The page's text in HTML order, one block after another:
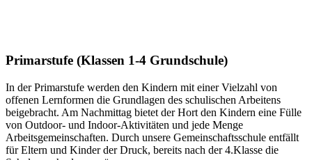
Primarstufe (Klassen 1-4 Grundschule)
In der Primarstufe werden den Kindern mit einer Vielzahl von
offenen Lernformen die Grundlagen des schulischen Arbeitens
beigebracht. Am Nachmittag bietet der Hort den Kindern eine Fülle
von Outdoor- und Indoor-Aktivitäten und jede Menge
Arbeitsgemeinschaften. Durch unsere Gemeinschaftsschule entfällt
für Eltern und Kinder der Druck, bereits nach der 4.Klasse die